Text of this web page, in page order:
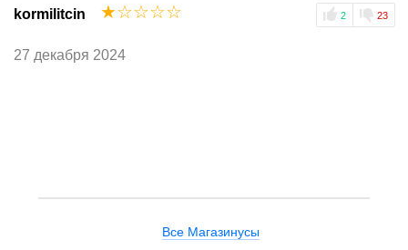
kormilitcin 2 23
☆
☆
☆
☆
☆
27 декабря 2024
Все Магазинусы